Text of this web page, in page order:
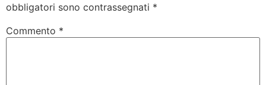
obbligatori sono contrassegnati *
Commento *